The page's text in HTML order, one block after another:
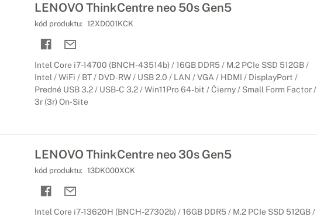
LENOVO ThinkCentre neo 50s Gen5
kód produktu: 12XD001KCK
Intel Core i7-14700 (BNCH-43514b) / 16GB DDR5 / M.2 PCIe SSD 512GB /
Intel / WiFi / BT / DVD-RW / USB 2.0 / LAN / VGA / HDMI / DisplayPort /
Predné USB 3.2 / USB-C 3.2 / Win11Pro 64-bit / Čierny / Small Form Factor /
3r (3r) On-Site
LENOVO ThinkCentre neo 30s Gen5
kód produktu: 13DK000XCK
Intel Core i7-13620H (BNCH-27302b) / 16GB DDR5 / M.2 PCIe SSD 512GB /